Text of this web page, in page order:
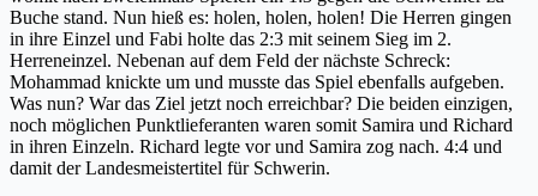
Buche stand. Nun hieß es: holen, holen, holen! Die Herren gingen
in ihre Einzel und Fabi holte das 2:3 mit seinem Sieg im 2.
Herreneinzel. Nebenan auf dem Feld der nächste Schreck:
Mohammad knickte um und musste das Spiel ebenfalls aufgeben.
Was nun? War das Ziel jetzt noch erreichbar? Die beiden einzigen,
noch möglichen Punktlieferanten waren somit Samira und Richard
in ihren Einzeln. Richard legte vor und Samira zog nach. 4:4 und
damit der Landesmeistertitel für Schwerin.